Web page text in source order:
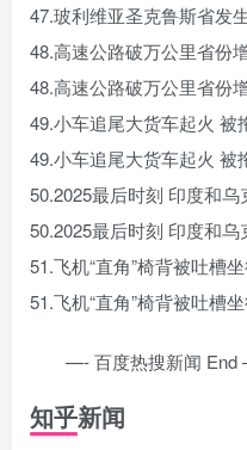
47.玻利维亚圣克鲁斯省发
48.高速公路破万公里省份
48.高速公路破万公里省份
49.小车追尾大货车起火 被
49.小车追尾大货车起火 被
50.2025最后时刻 印度和乌
50.2025最后时刻 印度和乌
51.飞机“直角”椅背被吐槽
51.飞机“直角”椅背被吐槽
—- 百度热搜新闻
知乎新闻